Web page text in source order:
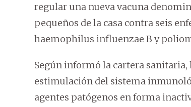
regular una nueva vacuna
pequeños de la casa contra seis
haemophilus influenzae B y
Según informó la cartera sanitaria,
estimulación del sistema
agentes patógenos en forma